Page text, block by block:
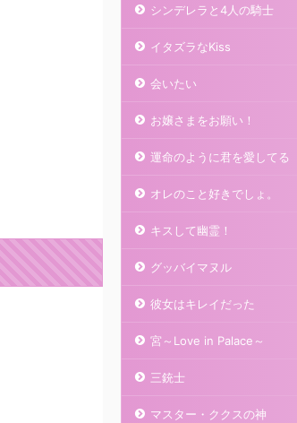
シンデレラと4人の騎士
イタズラなKiss
会いたい
お嬢さまをお願い！
運命のように君を愛してる
オレのこと好きでしょ。
キスして幽霊！
グッバイマヌル
彼女はキレイだった
宮～Love in Palace～
三銃士
マスター・ククスの神